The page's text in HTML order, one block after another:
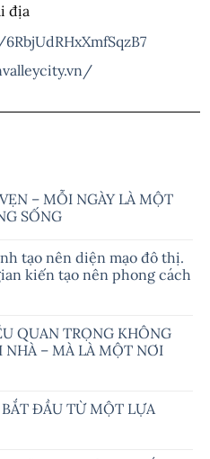
địa
– MỖI NGÀY LÀ MỘT
SỐNG
tạo nên diện mạo đô thị.
kiến tạo nên phong cách
QUAN TRỌNG KHÔNG
NHÀ – MÀ LÀ MỘT NƠI
ĐẦU TỪ MỘT LỰA